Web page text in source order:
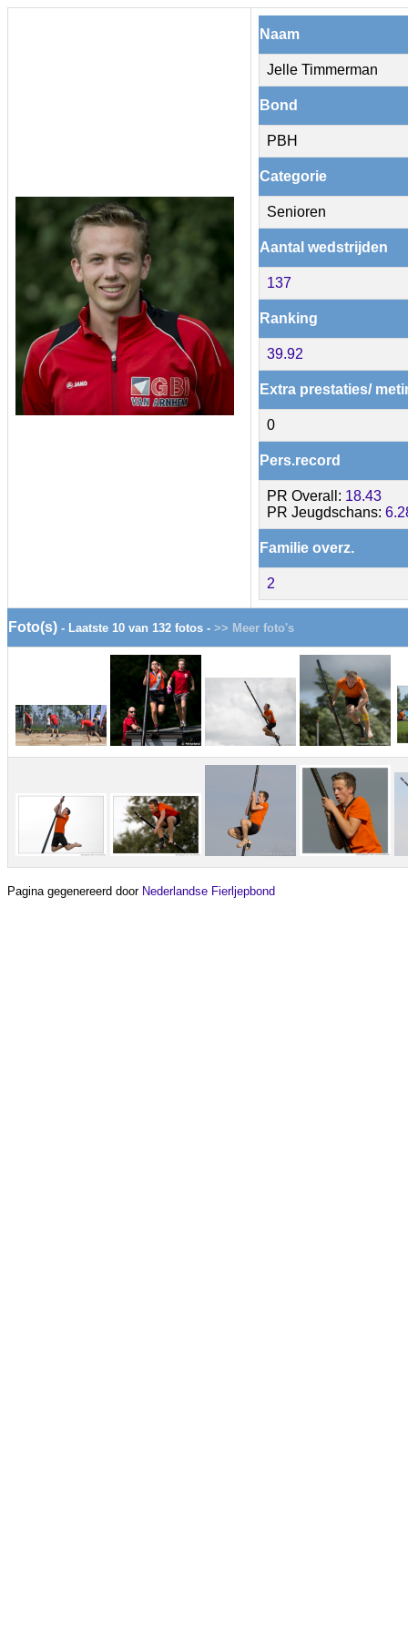
Naam
Jelle Timmerman
Bond
PBH
Categorie
Senioren
Aantal wedstrijden
137
Ranking
39.92
Extra prestaties/
0
Pers.record
PR Overall: 18.43
PR Jeugdschans:
Familie overz.
2
Foto(s) - Laatste 10 van 132 fotos - >> Meer foto's
Pagina gegenereerd door Nederlandse Fierljepbond